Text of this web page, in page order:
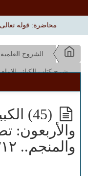
محاضرة: قوله تعالى:
الشروح العلمية
شرح كتاب الكبائر للإمام
(45)
والأربعون:
والمنجم.. ١٤٤٧/١١/١٢ هـ